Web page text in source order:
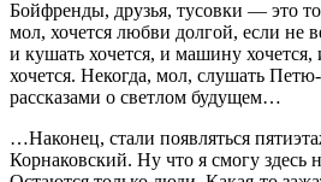
Бойфренды, друзья, тусовки — это
мол, хочется любви долгой, если не
и кушать хочется, и машину хочется,
хочется. Некогда, мол, слушать Петю-
рассказами о светлом будущем…
…Наконец, стали появляться
Корнаковский. Ну что я смогу здесь